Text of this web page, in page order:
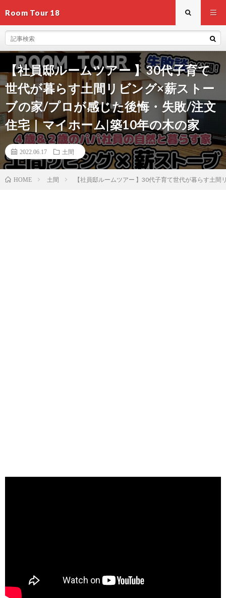
Room Tour 18
【社員邸ルームツアー 】30代子育て
世代が暮らす土間リビング×薪ストー
ブの家/プロが感じた後悔・失敗/注文
住宅｜マイホーム|築10年の木の家
2022.06.17 土間
HOME 土間 【社員邸ルームツアー 】30代子育て世代が暮らす土